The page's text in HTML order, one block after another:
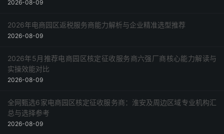
2026-08-09
2026年电商园区返税服务商能力解析与企业精准选型推荐
2026-08-09
2026年5月推荐电商园区核定征收服务商六强厂商核心能力解读与
实操效能对比
2026-08-09
全网甄选6家电商园区核定征收服务商：淮安及周边区域专业机构汇
总与选择参考
2026-08-09